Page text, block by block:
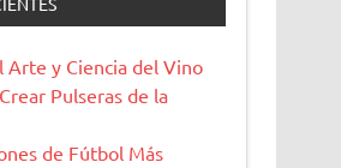
Arte y Ciencia del Vino
Pulseras de la
de Fútbol Más